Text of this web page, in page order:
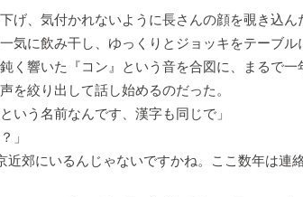
げ、気付かれないように長さんの顔を覗き込ん
気に飲み干し、ゆっくりとジョッキをテーブル
く響いた『コン』という音を合図に、まるで一
を絞り出して話し始めるのだった。
いう名前なんです、漢字も同じで」
」
近郊にいるんじゃないですかね。ここ数年は連